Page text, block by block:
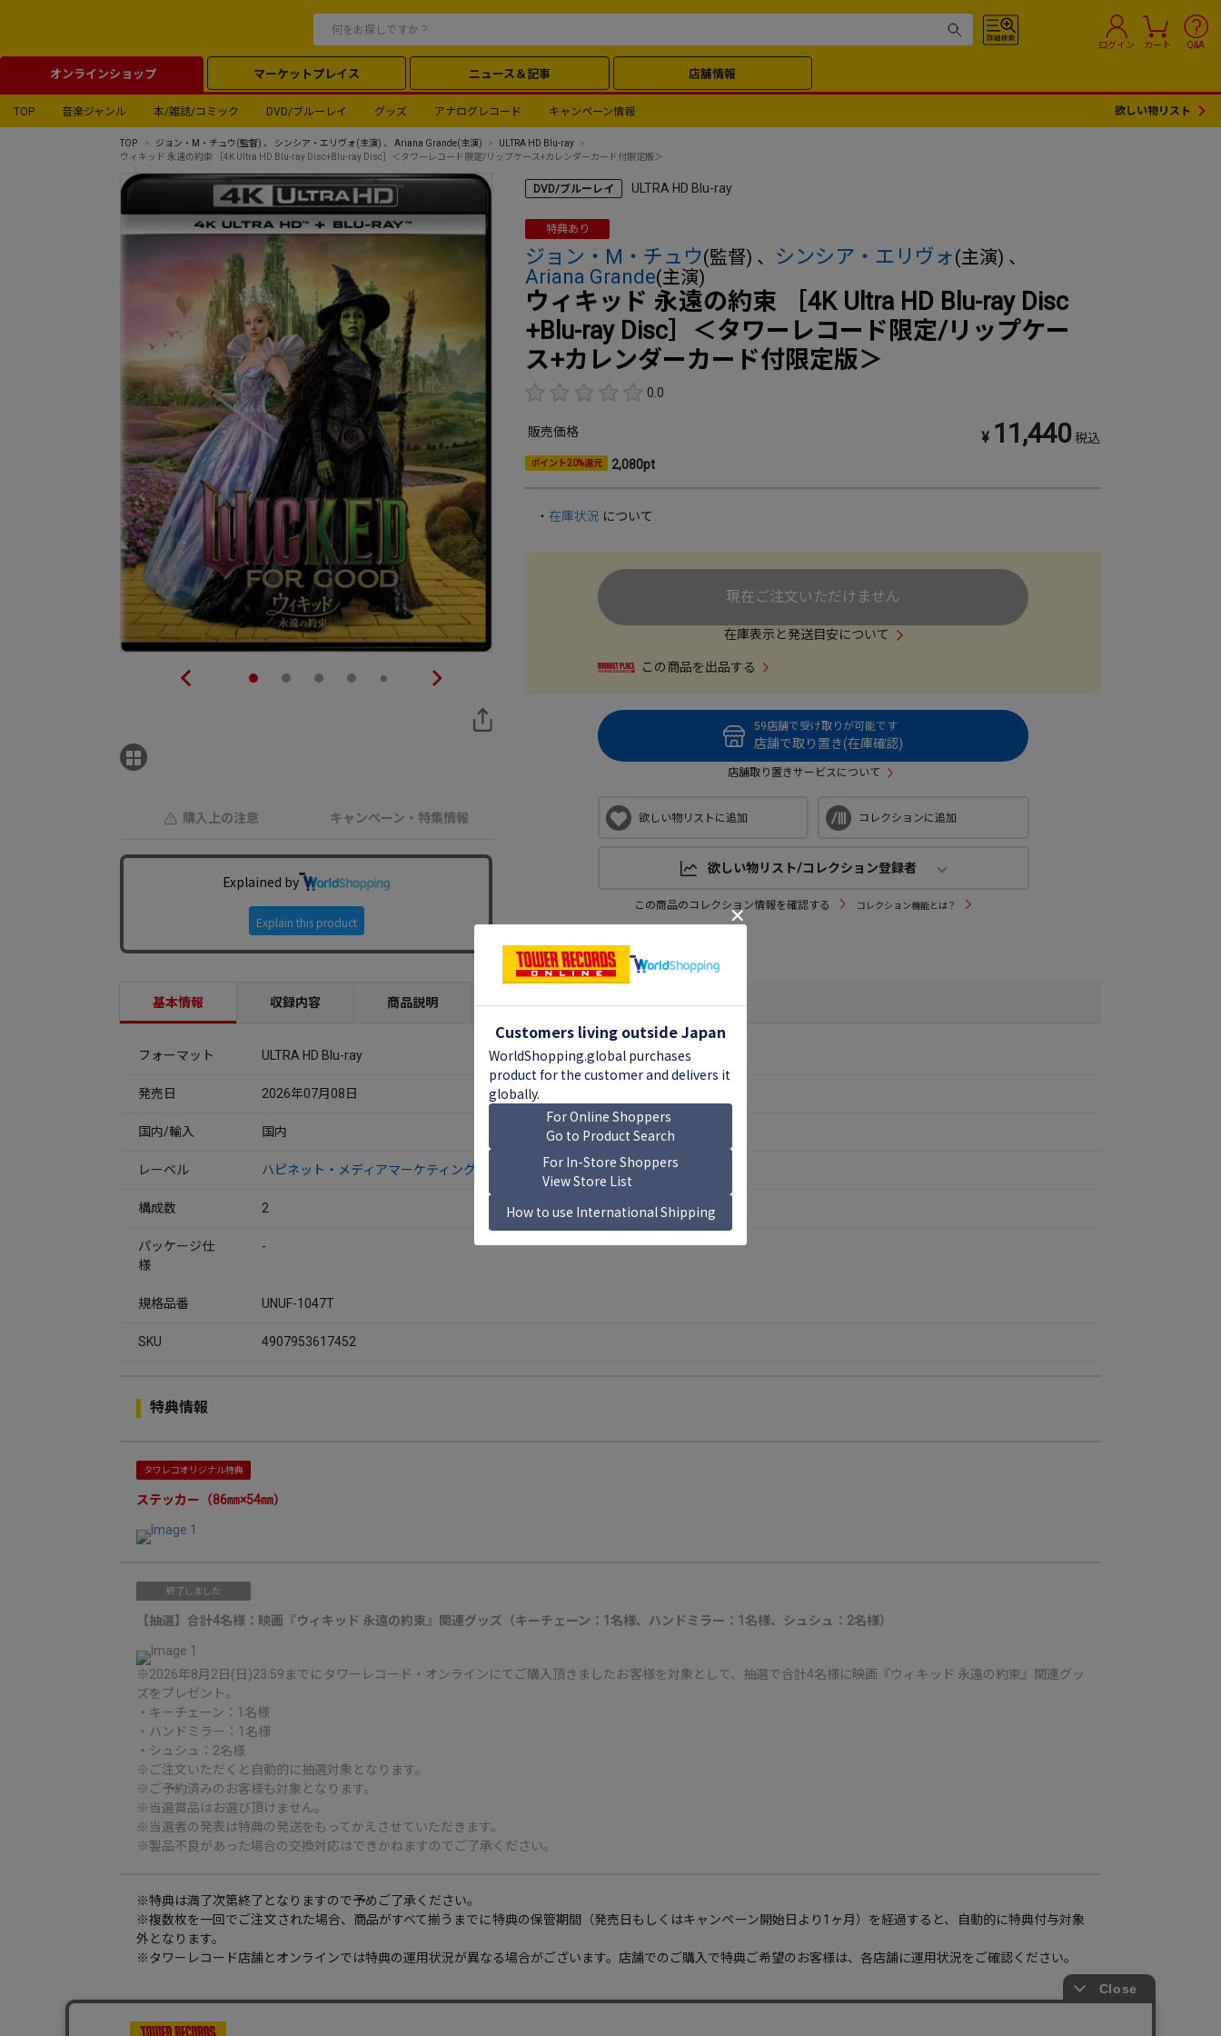
ログイン カート Q&A
オンラインショップ マーケットプレイス ニュース＆記事 店舗情報
TOP 音楽ジャンル 本/雑誌/コミック DVD/ブルーレイ グッズ アナログレコード キャンペーン情報 欲しい物リスト
TOP ジョン・M・チュウ(監督) 、 シンシア・エリヴォ(主演) 、 Ariana Grande(主演)
ULTRA HD Blu-ray
ウィキッド 永遠の約束 ［4K Ultra HD Blu-ray Disc+Blu-ray Disc］＜タワーレコード限定/リップケース+カレンダーカード付限定版＞
購入上の注意 キャンペーン・特集情報
DVD/ブルーレイ ULTRA HD Blu-ray
特典あり
ジョン・M・チュウ(監督) 、 シンシア・エリヴォ(主演) 、
Ariana Grande(主演)
ウィキッド 永遠の約束 ［4K Ultra HD Blu-ray Disc
+Blu-ray Disc］＜タワーレコード限定/リップケー
ス+カレンダーカード付限定版＞
0.0
販売価格 ¥ 11,440 税込
ポイント20%還元 2,080pt
・ 在庫状況 について
現在ご注文いただけません
在庫表示と発送目安について
この商品を出品する
59店舗で受け取りが可能です
店舗で取り置き(在庫確認)
店舗取り置きサービスについて
欲しい物リストに追加 コレクションに追加
欲しい物リスト/コレクション登録者
欲しい物リスト登録者
1 人(公開：0人)
コレクション登録者
この商品のコレクション情報を確認する コレクション機能とは？
基本情報 収録内容 商品説明
フォーマット ULTRA HD Blu-ray
発売日 2026年07月08日
国内/輸入 国内
レーベル ハピネット・メディアマーケティング
構成数 2
パッケージ仕
様
-
規格品番 UNUF-1047T
SKU 4907953617452
特典情報
タワレコオリジナル特典
ステッカー（86㎜×54㎜）
終了しました
【抽選】合計4名様：映画『ウィキッド 永遠の約束』関連グッズ（キーチェーン：1名様、ハンドミラー：1名様、シュシュ：2名様）
※2026年8月2日(日)23:59までにタワーレコード・オンラインにてご購入頂きましたお客様を対象として、抽選で合計4名様に映画『ウィキッド 永遠の約束』関連グッ
ズをプレゼント。
・キーチェーン：1名様
・ハンドミラー：1名様
・シュシュ：2名様
※ご注文いただくと自動的に抽選対象となります。
※ご予約済みのお客様も対象となります。
※当選賞品はお選び頂けません。
※当選者の発表は特典の発送をもってかえさせていただきます。
※製品不良があった場合の交換対応はできかねますのでご了承ください。
※特典は満了次第終了となりますので予めご了承ください。
※複数枚を一回でご注文された場合、商品がすべて揃うまでに特典の保管期間（発売日もしくはキャンペーン開始日より1ヶ月）を経過すると、自動的に特典付与対象
外となります。
※タワーレコード店舗とオンラインでは特典の運用状況が異なる場合がございます。店舗でのご購入で特典ご希望のお客様は、各店舗に運用状況をご確認ください。
メンバーズレビュー